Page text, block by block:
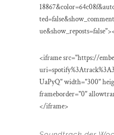
<iframe src="https://
UaPyQ" width="300"
frameborder="0"
</iframe>